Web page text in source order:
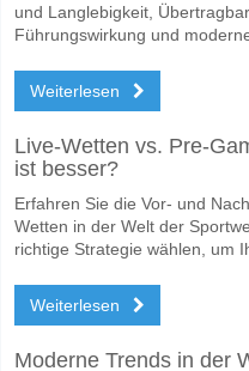
und Langlebigkeit,
Führungswirkung und
Weiterlesen
Live-Wetten vs. Pre-
ist besser?
Erfahren Sie die Vor- und
Wetten in der Welt der
richtige Strategie wählen, um
Weiterlesen
Moderne Trends in der